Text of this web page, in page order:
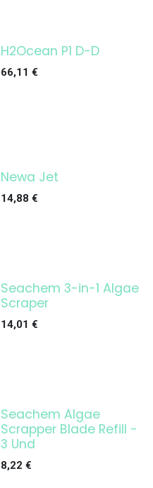
H2Ocean P1 D-D
66,11 €
Newa Jet
14,88 €
Seachem 3-in-1 Algae
Scraper
14,01 €
Seachem Algae
Scrapper Blade Refill -
3 Und
8,22 €